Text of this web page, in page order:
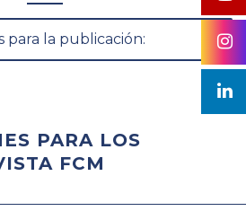
para la publicación:
PARA LOS
FCM